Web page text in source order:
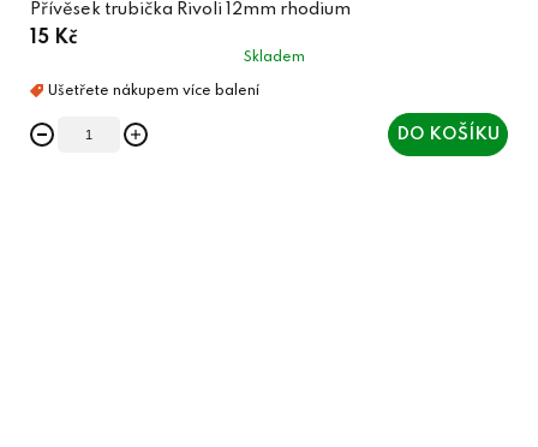
Přívěsek trubička Rivoli 12mm rhodium
15 Kč
Skladem
DO KOŠÍKU